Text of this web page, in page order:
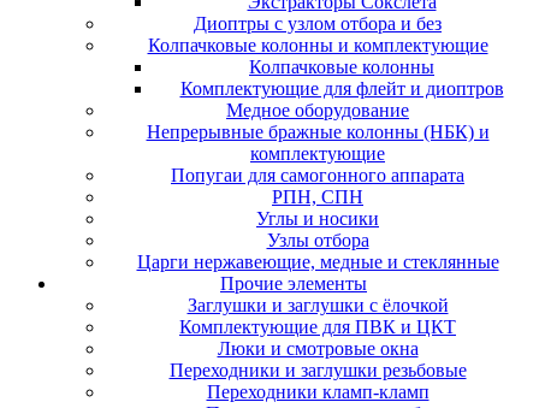
Диоптры с узлом отбора и без
Колпачковые колонны и комплектующие
Колпачковые колонны
Комплектующие для флейт и диоптров
Медное оборудование
Непрерывные бражные колонны (НБК) и
комплектующие
Попугаи для самогонного аппарата
РПН, СПН
Углы и носики
Узлы отбора
Царги нержавеющие, медные и стеклянные
Прочие элементы
Заглушки и заглушки с ёлочкой
Комплектующие для ПВК и ЦКТ
Люки и смотровые окна
Переходники и заглушки резьбовые
Переходники кламп-кламп